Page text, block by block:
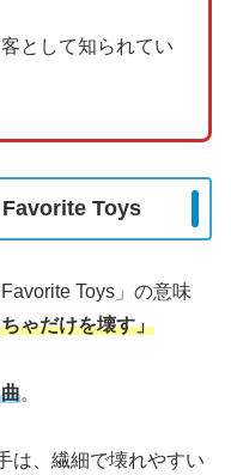
として知られてい
Toys
Toys」の意味
ゃだけを壊す」
。
は、繊細で壊れやすい